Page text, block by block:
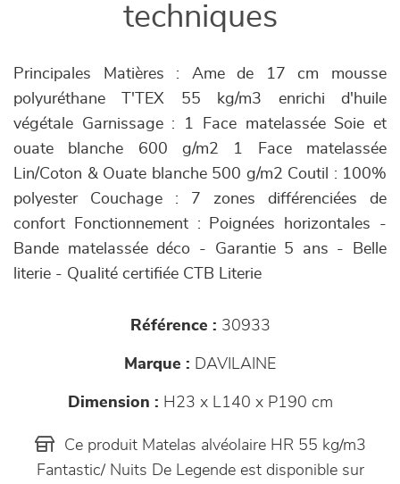
techniques
Principales Matières : Ame de 17 cm mousse
polyuréthane T'TEX 55 kg/m3 enrichi d'huile
végétale Garnissage : 1 Face matelassée Soie et
ouate blanche 600 g/m2 1 Face matelassée
Lin/Coton & Ouate blanche 500 g/m2 Coutil : 100%
polyester Couchage : 7 zones différenciées de
confort Fonctionnement : Poignées horizontales -
Bande matelassée déco - Garantie 5 ans - Belle
literie - Qualité certifiée CTB Literie
Référence : 30933
Marque : DAVILAINE
Dimension : H23 x L140 x P190 cm
Ce produit Matelas alvéolaire HR 55 kg/m3
Fantastic/ Nuits De Legende est disponible sur